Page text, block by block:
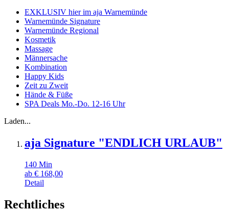
EXKLUSIV hier im aja Warnemünde
Warnemünde Signature
Warnemünde Regional
Kosmetik
Massage
Männersache
Kombination
Happy Kids
Zeit zu Zweit
Hände & Füße
SPA Deals Mo.-Do. 12-16 Uhr
Laden...
aja Signature "ENDLICH URLAUB"
140 Min
ab € 168,00
Detail
Rechtliches